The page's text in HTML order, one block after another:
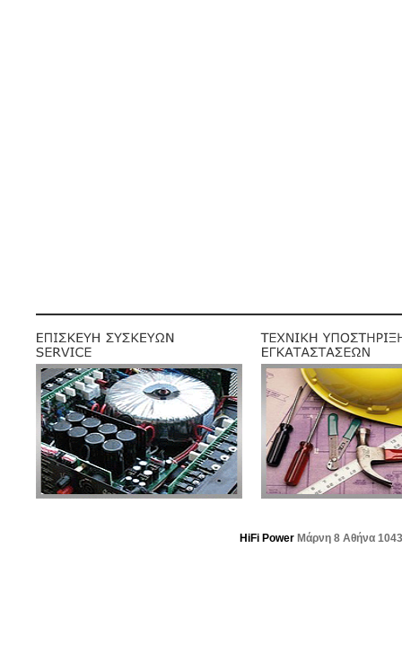
HiFi Power Μάρνη 8 Αθήνα